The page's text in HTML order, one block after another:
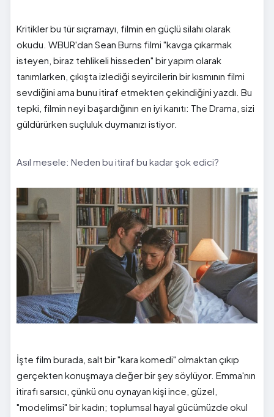
Kritikler bu tür sıçramayı, filmin en güçlü silahı olarak
okudu. WBUR'dan Sean Burns filmi "kavga çıkarmak
isteyen, biraz tehlikeli hisseden" bir yapım olarak
tanımlarken, çıkışta izlediği seyircilerin bir kısmının filmi
sevdiğini ama bunu itiraf etmekten çekindiğini yazdı. Bu
tepki, filmin neyi başardığının en iyi kanıtı: The Drama, sizi
güldürürken suçluluk duymanızı istiyor.
Asıl mesele: Neden bu itiraf bu kadar şok edici?
İşte film burada, salt bir "kara komedi" olmaktan çıkıp
gerçekten konuşmaya değer bir şey söylüyor. Emma'nın
itirafı sarsıcı, çünkü onu oynayan kişi ince, güzel,
"modelimsi" bir kadın; toplumsal hayal gücümüzde okul